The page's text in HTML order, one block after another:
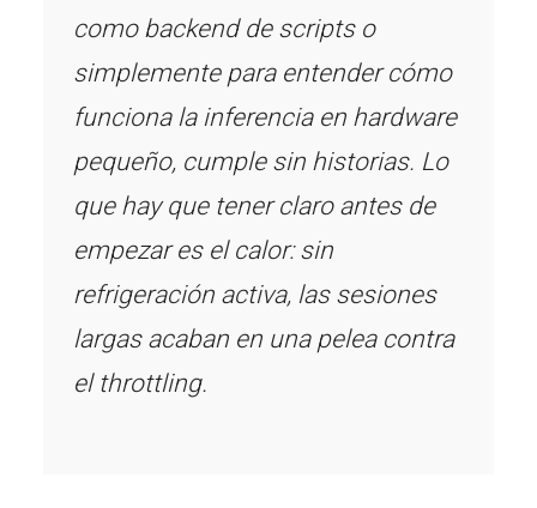
como backend de scripts o
simplemente para entender cómo
funciona la inferencia en hardware
pequeño, cumple sin historias. Lo
que hay que tener claro antes de
empezar es el calor: sin
refrigeración activa, las sesiones
largas acaban en una pelea contra
el throttling.